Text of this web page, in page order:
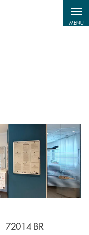
MENU
- 72014 BR